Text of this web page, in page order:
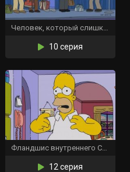
Человек, который слишком много летал
10 серия
Фландшис внутреннего Симпсона
12 серия